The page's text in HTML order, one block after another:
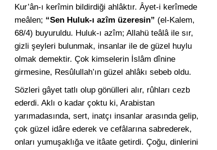
Kur’ân-ı kerîmin bildirdiği ahlâktır. Âyet-i kerîmede
meâlen; “Sen Huluk-ı azîm üzeresin” (el-Kalem,
68/4) buyuruldu. Huluk-ı azîm; Allahü teâlâ ile sır,
gizli şeyleri bulunmak, insanlar ile de güzel huylu
olmak demektir. Çok kimselerin İslâm dînine
girmesine, Resûlullah’ın güzel ahlâkı sebeb oldu.
Sözleri gâyet tatlı olup gönülleri alır, rûhları cezb
ederdi. Aklı o kadar çoktu ki, Arabistan
yarımadasında, sert, inatçı insanlar arasında gelip,
çok güzel idâre ederek ve cefâlarına sabrederek,
onları yumuşaklığa ve itâate getirdi. Çoğu, dinlerini